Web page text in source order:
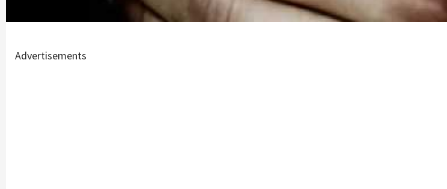
Advertisements